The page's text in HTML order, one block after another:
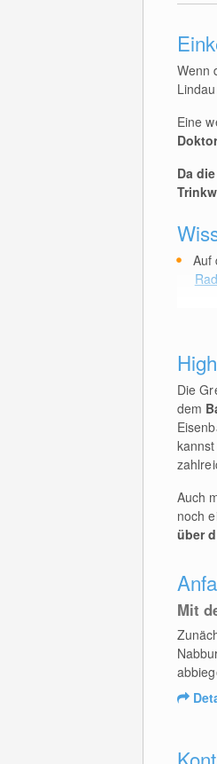
Wenn
Eine
Da
Auf
Die
dem
Auch
noch
über
Mit